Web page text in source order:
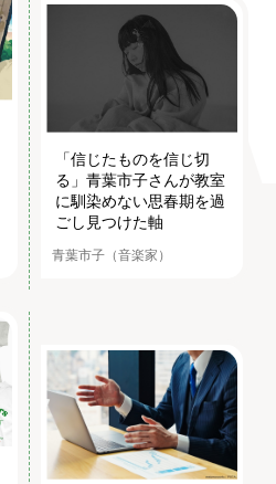
「信じたものを信じ切
る」青葉市子さんが教室
に馴染めない思春期を過
ごし見つけた軸
青葉市子（音楽家）